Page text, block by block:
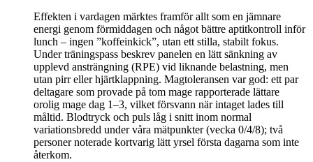
Effekten i vardagen märktes framför allt som en jämnare
energi genom förmiddagen och något bättre aptitkontroll inför
lunch – ingen ”koffeinkick”, utan ett stilla, stabilt fokus.
Under träningspass beskrev panelen en lätt sänkning av
upplevd ansträngning (RPE) vid liknande belastning, men
utan pirr eller hjärtklappning. Magtoleransen var god: ett par
deltagare som provade på tom mage rapporterade lättare
orolig mage dag 1–3, vilket försvann när intaget lades till
måltid. Blodtryck och puls låg i snitt inom normal
variationsbredd under våra mätpunkter (vecka 0/4/8); två
personer noterade kortvarig lätt yrsel första dagarna som inte
återkom.